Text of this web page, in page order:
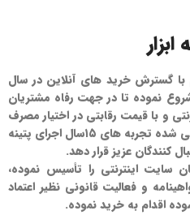
با گسترش خرید های آنلاین در سال
شروع نموده تا در جهت رفاه مشتریان
و با قیمت رقابتی در اختیار مصرف
کننده قرار دهد.طی این سال ها سعی شده تجربه های ۱۵سال اجرای پتینه
کنندگان عزیز قرار دهد.
مشتریان سایت اینترنتی را تأسیس نموده،
و فعالیت قانونی نظیر اعتماد
اقدام به خرید نموده.